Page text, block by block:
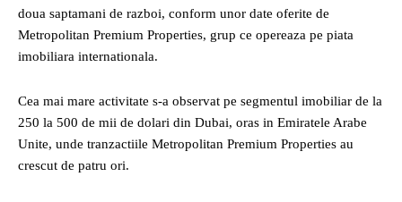
doua saptamani de razboi, conform unor date oferite de
Metropolitan Premium Properties, grup ce opereaza pe piata
imobiliara internationala.
Cea mai mare activitate s-a observat pe segmentul imobiliar de la
250 la 500 de mii de dolari din Dubai, oras in Emiratele Arabe
Unite, unde tranzactiile Metropolitan Premium Properties au
crescut de patru ori.